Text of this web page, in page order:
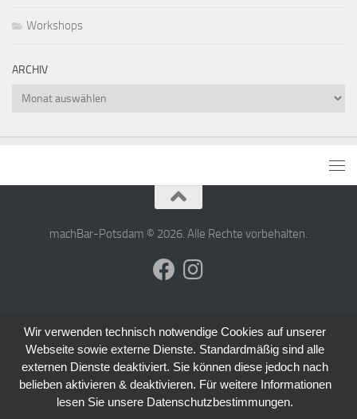
Workshops
ARCHIV
Archiv
machBar-Potsdam © 2026. Alle Rechte vorbehalten.
Wir verwenden technisch notwendige Cookies auf unserer
Webseite sowie externe Dienste. Standardmäßig sind alle
externen Dienste deaktiviert. Sie können diese jedoch nach
belieben aktivieren & deaktivieren. Für weitere Informationen
lesen Sie unsere Datenschutzbestimmungen.